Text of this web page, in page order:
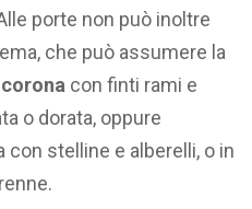
porte non può inoltre
che può assumere la
con finti rami e
o dorata, oppure
con stelline e alberelli, o in